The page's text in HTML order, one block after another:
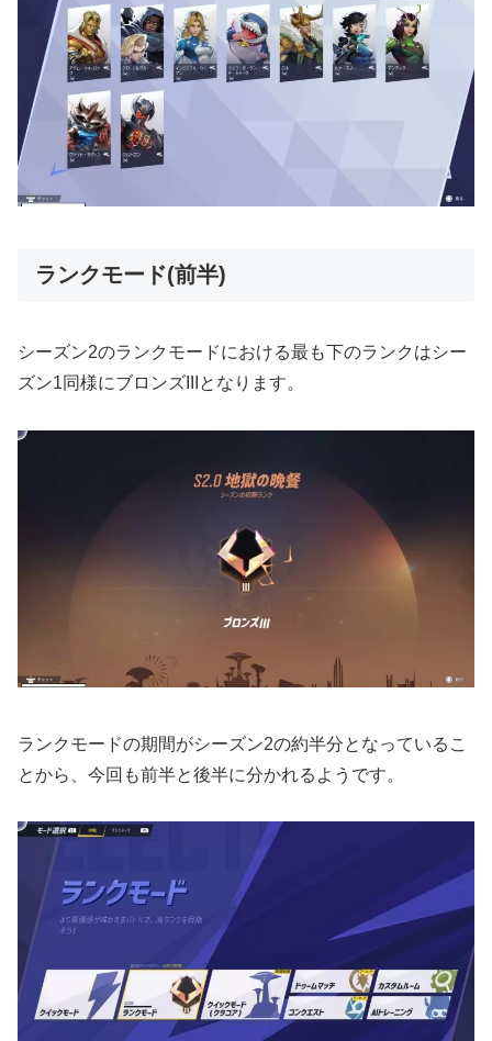
ランクモード(前半)
シーズン2のランクモードにおける最も下のランクはシー
ズン1同様にブロンズIIIとなります。
ランクモードの期間がシーズン2の約半分となっているこ
とから、今回も前半と後半に分かれるようです。